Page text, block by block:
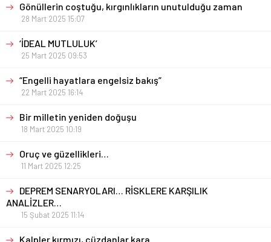
Gönüllerin coştuğu, kırgınlıkların unutulduğu zaman
28 Mart 2025 15:07
‘İDEAL MUTLULUK’
25 Mart 2025 09:53
“Engelli hayatlara engelsiz bakış”
22 Mart 2025 16:14
Bir milletin yeniden doğuşu
18 Mart 2025 10:19
Oruç ve güzellikleri…
11 Mart 2025 12:25
DEPREM SENARYOLARI… RİSKLERE KARŞILIK
ANALİZLER…
15 Şubat 2025 11:14
Kalpler kırmızı, cüzdanlar kara